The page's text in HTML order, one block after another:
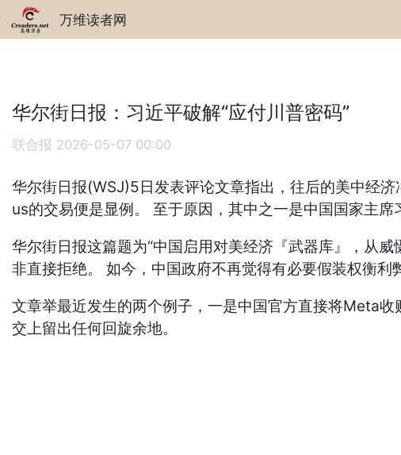
万维读者网
华尔街日报：习近平破解“应付川普密码”
联合报 2026-05-07 00:00
华尔街日报(WSJ)5日发表评论文章指出，往后的美中经
us的交易便是显例。 至于原因，其中之一是中国国家主席
华尔街日报这篇题为“中国启用对美经济『武器库』，从
非直接拒绝。 如今，中国政府不再觉得有必要假装权衡利
文章举最近发生的两个例子，一是中国官方直接将Meta
交上留出任何回旋余地。